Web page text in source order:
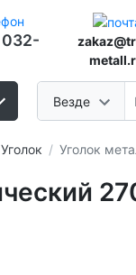
Везде
Уголок Уголок